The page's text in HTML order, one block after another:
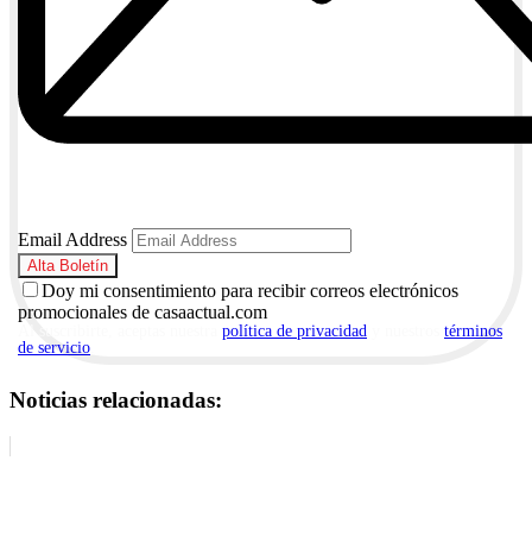
Email Address
Doy mi consentimiento para recibir correos electrónicos
promocionales de casaactual.com
política de privacidad
términos
de servicio
Noticias relacionadas: